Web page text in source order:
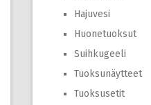
Hajuvesi
Huonetuoksut
Suihkugeeli
Tuoksunäytteet
Tuoksusetit